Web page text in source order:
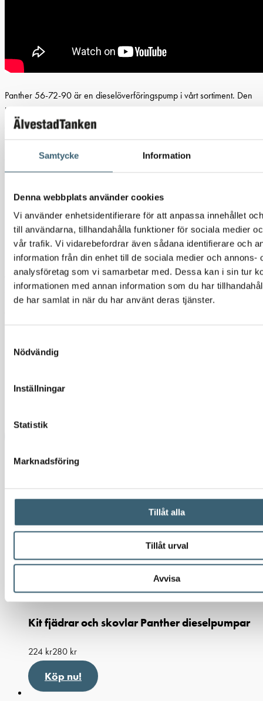
Samtycke Information
Denna webbplats använder cookies
Vi använder enhetsidentifierare för att anpassa innehållet
till användarna, tillhandahålla funktioner för sociala medier
vår trafik. Vi vidarebefordrar även sådana identifierare och
information från din enhet till de sociala medier och annons-
analysföretag som vi samarbetar med. Dessa kan i sin tur
informationen med annan information som du har
de har samlat in när du har använt deras tjänster.
Nödvändig
Inställningar
Statistik
Marknadsföring
Tillåt alla
Tillåt urval
Avvisa
Panther 56-72-90 är en dieselöverföringspump i vårt sortiment. Den
har en by-pass-ventil som gör att man kan justera flödet under
dispensering. Dessutom kan pumpen ge en flödeshastighet på upp till
acetalharts.
Tack vare detta och en induktionsmotor med aluminiumhölje passar
pålitlig och hållbar kvalitetsprodukt.
Slutligen skyddar det termiska överbelastningsskyddet motorn om den
belastas för hår
Älvestad-Tanken AB ärPIUSIåterförsäljare och lagerför ett stort
sortiment av pumpar och tillbehör för diesel, AdBlue och olja.
Produktblad
Dokument
Här har vi samlat produkter som ofta passar bra ihop med det du tittar
på – för en mer komplett lösning.
Dieseltankar & utrustning
Kit fjädrar och skovlar Panther dieselpumpar
224 kr280 kr
Köp nu!